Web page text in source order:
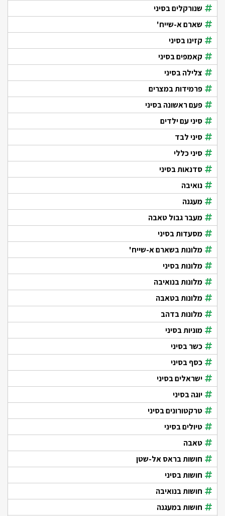
שנורקלים בסיני
שארם א-שייח'
קזינו בסיני
קאמפים בסיני
צלילה בסיני
פרמידות במצרים
פעם ראשונה בסיני
סיני עם ילדים
סיני לבד
סיני כללי
סדנאות בסיני
נואיבה
מעגנה
מעבר גבול טאבה
מסעדות בסיני
מלונות בשארם א-שייח'
מלונות בסיני
מלונות בנואיבה
מלונות בטאבה
מלונות בדהב
מוניות בסיני
כשר בסיני
כסף בסיני
ישראלים בסיני
יוגה בסיני
טרקטורונים בסיני
טיולים בסיני
טאבה
חושות בראס אל-שטן
חושות בסיני
חושות בנואיבה
חושות במעגנה